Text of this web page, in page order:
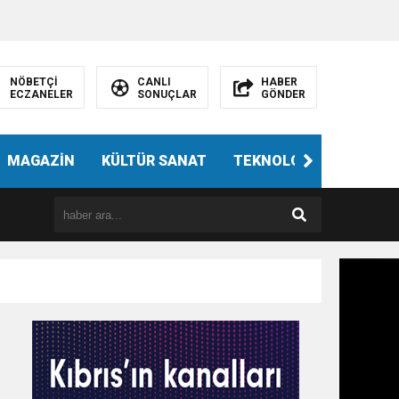
NÖBETÇİ
ECZANELER
CANLI
SONUÇLAR
HABER
GÖNDER
MAGAZİN KÜLTÜR SANAT TEKNOLOJİ